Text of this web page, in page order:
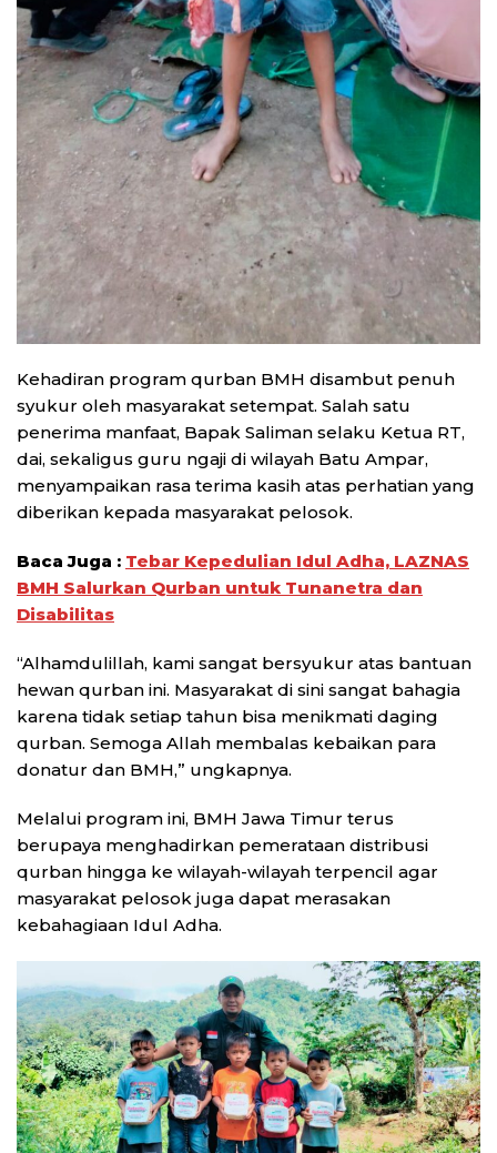
Kehadiran program qurban BMH disambut penuh
syukur oleh masyarakat setempat. Salah satu
penerima manfaat, Bapak Saliman selaku Ketua RT,
dai, sekaligus guru ngaji di wilayah Batu Ampar,
menyampaikan rasa terima kasih atas perhatian yang
diberikan kepada masyarakat pelosok.
Baca Juga : Tebar Kepedulian Idul Adha, LAZNAS
BMH Salurkan Qurban untuk Tunanetra dan
Disabilitas
“Alhamdulillah, kami sangat bersyukur atas bantuan
hewan qurban ini. Masyarakat di sini sangat bahagia
karena tidak setiap tahun bisa menikmati daging
qurban. Semoga Allah membalas kebaikan para
donatur dan BMH,” ungkapnya.
Melalui program ini, BMH Jawa Timur terus
berupaya menghadirkan pemerataan distribusi
qurban hingga ke wilayah-wilayah terpencil agar
masyarakat pelosok juga dapat merasakan
kebahagiaan Idul Adha.